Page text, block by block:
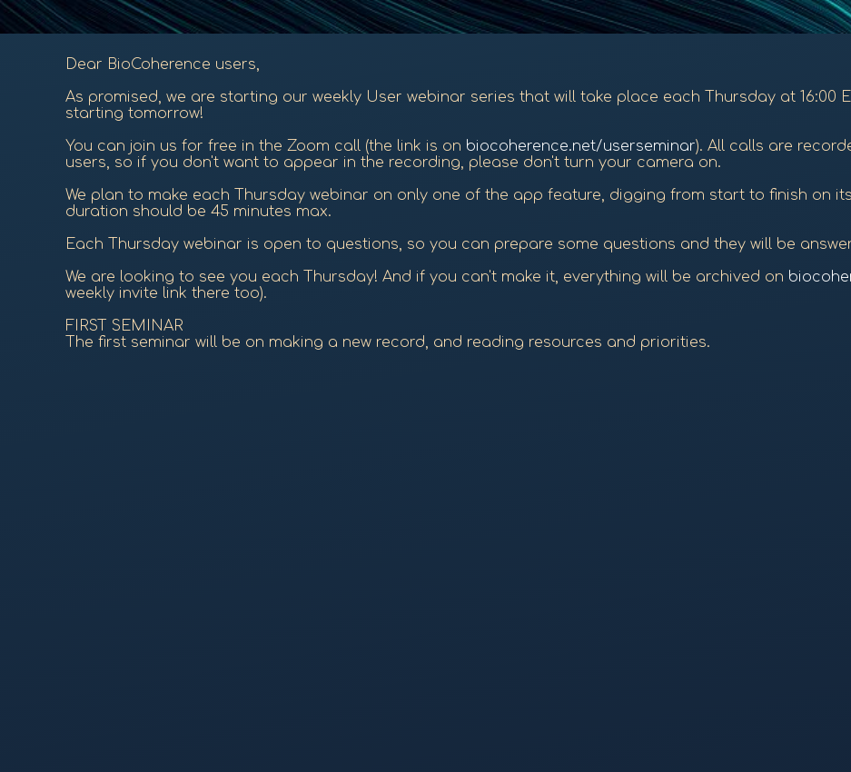
Dear BioCoherence users,
As promised, we are starting our weekly User webinar series that will take place each Thursday at 16:00
starting tomorrow!
You can join us for free in the Zoom call (the link is on biocoherence.net/userseminar). All calls are
users, so if you don't want to appear in the recording, please don't turn your camera on.
We plan to make each Thursday webinar on only one of the app feature, digging from start to finish on
duration should be 45 minutes max.
Each Thursday webinar is open to questions, so you can prepare some questions and they will be
We are looking to see you each Thursday! And if you can't make it, everything will be archived on
weekly invite link there too).
FIRST SEMINAR
The first seminar will be on making a new record, and reading resources and priorities.